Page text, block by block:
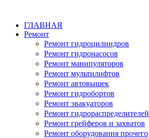
ГЛАВНАЯ
Ремонт
Ремонт гидроцилиндров
Ремонт гидронасосов
Ремонт манипуляторов
Ремонт мультилифтов
Ремонт автовышек
Ремонт гидробортов
Ремонт эвакуаторов
Ремонт гидрораспределителей
Ремонт грейферов и захватов
Ремонт оборудования прочего